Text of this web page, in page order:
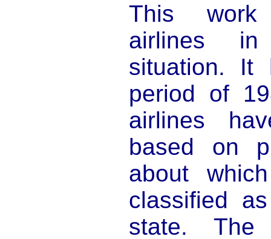
This
airlines
situation. It
period of
airlines
based on
about
classified
state. The